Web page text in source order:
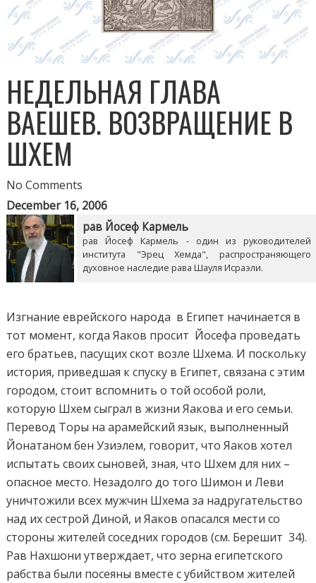
НЕДЕЛЬНАЯ ГЛАВА
ВАЕШЕВ. ВОЗВРАЩЕНИЕ В
ШХЕМ
No Comments
December 16, 2006
рав Йосеф Кармель
рав Йосеф Кармель - один из руководителей
института "Эрец Хемда", распространяющего
духовное наследие рава Шауля Исраэли.
Изгнание еврейского народа в Египет начинается в
тот момент, когда Яаков просит Йосефа проведать
его братьев, пасущих скот возле Шхема. И поскольку
история, приведшая к спуску в Египет, связана с этим
городом, стоит вспомнить о той особой роли,
которую Шхем сыграл в жизни Яакова и его семьи.
Перевод Торы на арамейский язык, выполненный
Йонатаном бен Узиэлем, говорит, что Яаков хотел
испытать своих сыновей, зная, что Шхем для них –
опасное место. Незадолго до того Шимон и Леви
уничтожили всех мужчин Шхема за надругательство
над их сестрой Диной, и Яаков опасался мести со
стороны жителей соседних городов (см. Берешит 34).
Рав Нахшони утверждает, что зерна египетского
рабства были посеяны вместе с убийством жителей